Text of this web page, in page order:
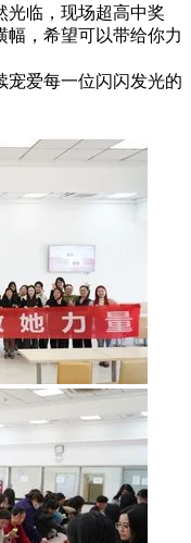
光临，现场超高中奖
幅，希望可以带给你力
宠爱每一位闪闪发光的